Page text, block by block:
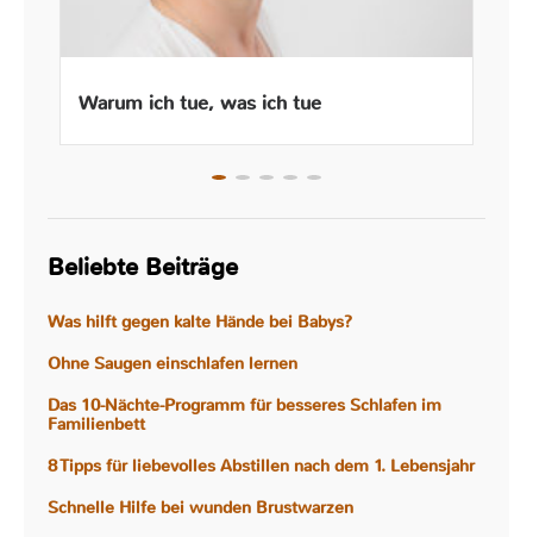
Warum ich tue, was ich tue
Beliebte Beiträge
Was hilft gegen kalte Hände bei Babys?
Ohne Saugen einschlafen lernen
Das 10-Nächte-Programm für besseres Schlafen im
Familienbett
8 Tipps für liebevolles Abstillen nach dem 1. Lebensjahr
Schnelle Hilfe bei wunden Brustwarzen